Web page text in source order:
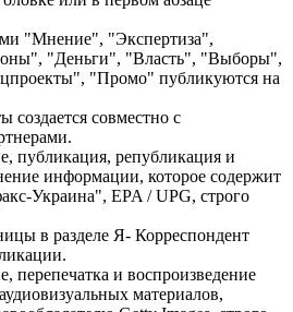
"Мнение", "Экспертиза",
"Деньги", "Власть", "Выборы",
"Промо" публикуются на
создается совместно с
публикация, републикация и
информации, которое содержит
Украина", EPA / UPG, строго
в разделе Я- Корреспондент
перепечатка и воспроизведение
материалов,